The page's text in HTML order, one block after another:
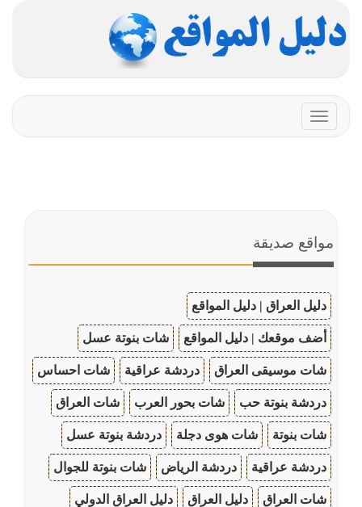
Toggle
navigation
مواقع صديقة
دليل العراق | دليل المواقع
أضف موقعك | دليل المواقع شات بنوتة عسل
شات موسيقى العراق دردشة عراقية شات احساس
دردشة بنوتة حب شات بحور العرب شات العراق
شات بنوتة شات هوى دجلة دردشة بنوتة عسل
دردشة عراقية دردشة الرياض شات بنوتة للجوال
شات العراق دليل العراق دليل العراق الدولي